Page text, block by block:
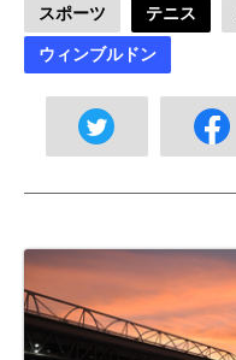
スポーツ テニス
ウィンブルドン